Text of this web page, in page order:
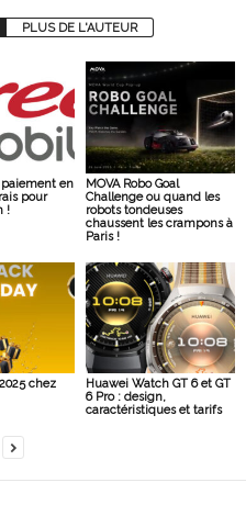
PLUS DE L'AUTEUR
paiement en
pour
!
MOVA Robo Goal
Challenge ou quand les
robots tondeuses
chaussent les crampons à
Paris !
chez
Huawei Watch GT 6 et GT
6 Pro : design,
caractéristiques et tarifs